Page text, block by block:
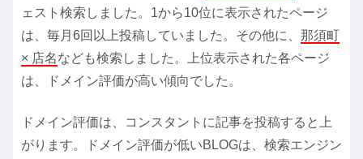
ェスト検索しました。1から10位に表示されたページ
は、毎月6回以上投稿していました。その他に、 那須町
× 店名なども検索しました。上位表示された各ページ
は、ドメイン評価が高い傾向でした。
ドメイン評価は、コンスタントに記事を投稿すると上
がります。ドメイン評価が低いBLOGは、検索エンジン